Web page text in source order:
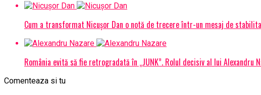
Cum a transformat Nicușor Dan o notă de trecere într-un mesaj de
România evită să fie retrogradată în „JUNK”. Rolul decisiv al lui
Comenteaza si tu